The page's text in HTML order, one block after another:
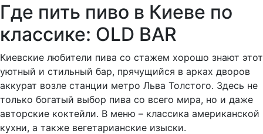
Где пить пиво в Киеве по
классике: OLD BAR
Киевские любители пива со стажем хорошо знают этот
уютный и стильный бар, прячущийся в арках дворов
аккурат возле станции метро Льва Толстого. Здесь не
только богатый выбор пива со всего мира, но и даже
авторские коктейли. В меню – классика американской
кухни, а также вегетарианские изыски.